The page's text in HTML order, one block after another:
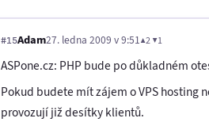
#15Adam27. ledna 2009 v 9:51▲2 ▼1
ASPone.cz: PHP bude po důkladném
Pokud budete mít zájem o VPS hosting
provozují již desítky klientů.